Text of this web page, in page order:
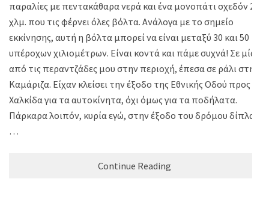
παραλίες με πεντακάθαρα νερά και ένα μονοπάτι σχεδόν 20
χλμ. που τις φέρνει όλες βόλτα. Ανάλογα με το σημείο
εκκίνησης, αυτή η βόλτα μπορεί να είναι μεταξύ 30 και 50
υπέροχων χιλιομέτρων. Είναι κοντά και πάμε συχνά! Σε μία
από τις περαντζάδες μου στην περιοχή, έπεσα σε ράλι στην
Καμάριζα. Είχαν κλείσει την έξοδο της Εθνικής Οδού προς
Χαλκίδα για τα αυτοκίνητα, όχι όμως για τα ποδήλατα.
Πάρκαρα λοιπόν, κυρία εγώ, στην έξοδο του δρόμου δίπλα
…
Continue Reading